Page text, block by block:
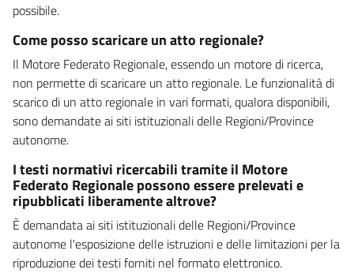
possibile.
Come posso scaricare un atto regionale?
Il Motore Federato Regionale, essendo un motore di ricerca,
non permette di scaricare un atto regionale. Le funzionalità di
scarico di un atto regionale in vari formati, qualora disponibili,
sono demandate ai siti istituzionali delle Regioni/Province
autonome.
I testi normativi ricercabili tramite il Motore
Federato Regionale possono essere prelevati e
ripubblicati liberamente altrove?
È demandata ai siti istituzionali delle Regioni/Province
autonome l'esposizione delle istruzioni e delle limitazioni per la
riproduzione dei testi forniti nel formato elettronico.